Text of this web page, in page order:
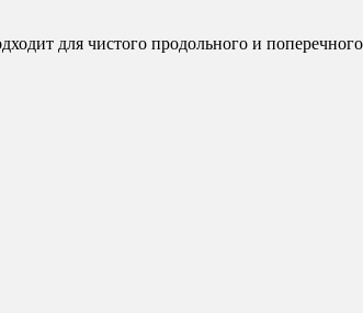
для чистого продольного и